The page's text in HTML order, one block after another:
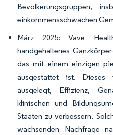
Bevölkerungsgruppen,
einkommensschwachen
März 2025: Vave
handgehaltenes
das mit einem einzigen
ausgestattet ist.
ausgelegt, Effizienz,
klinischen und
Staaten zu verbessern.
wachsenden Nachfrage